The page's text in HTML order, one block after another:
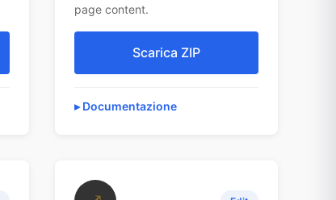
page content.
Scarica ZIP
Documentazione